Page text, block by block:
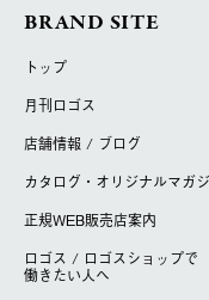
BRAND SITE
トップ
月刊ロゴス
店舗情報 / ブログ
カタログ・オリジナルマガ
正規WEB販売店案内
ロゴス / ロゴスショップで
働きたい人へ